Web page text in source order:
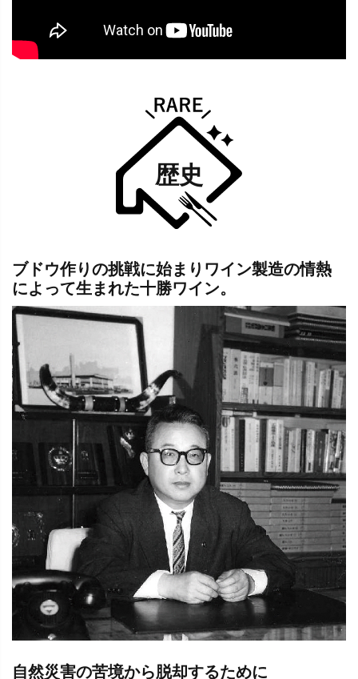
歴史
ブドウ作りの挑戦に始まりワイン製造の情熱
によって生まれた十勝ワイン。
自然災害の苦境から脱却するために